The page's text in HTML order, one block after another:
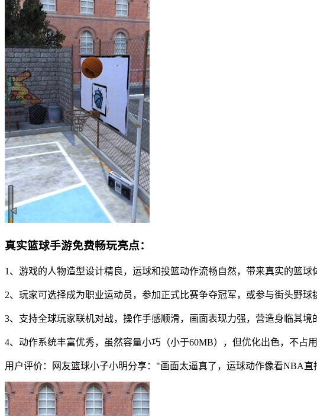
真实篮球手游免费畅玩亮点：
1、游戏的人物造型设计精良，运球和投篮动作流畅自然，带来真实的篮球
2、玩家可选择成为职业运动员，参加正式比赛争夺冠军，或参与街头野球
3、支持全球玩家联机对战，操作手感顺滑，画面表现力强，营造身临其境
4、动作系统丰富优秀，虽然容量小巧（小于60MB），但优化出色，不占用
用户评价：网友篮球小子小明分享："画面太逼真了，运球动作像看NBA